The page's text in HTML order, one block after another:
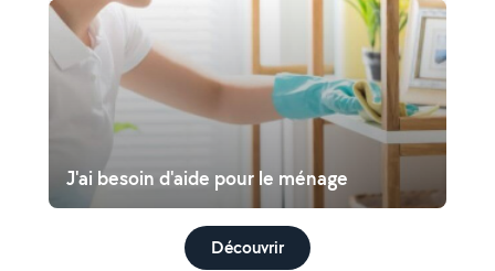
J'ai besoin d'aide pour le ménage
Découvrir